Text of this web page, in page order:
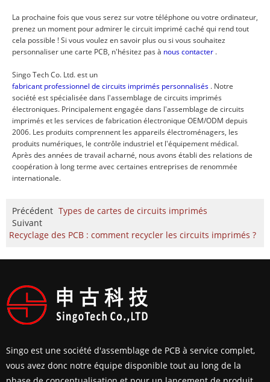
La prochaine fois que vous serez sur votre téléphone ou votre ordinateur,
prenez un moment pour admirer le circuit imprimé caché qui rend tout
cela possible ! Si vous voulez en savoir plus ou si vous souhaitez
personnaliser une carte PCB, n'hésitez pas à nous contacter .
Singo Tech Co. Ltd. est un
fabricant professionnel de circuits imprimés personnalisés . Notre
société est spécialisée dans l'assemblage de circuits imprimés
électroniques. Principalement engagée dans l'assemblage de circuits
imprimés et les services de fabrication électronique OEM/ODM depuis
2006. Les produits comprennent les appareils électroménagers, les
produits numériques, le contrôle industriel et l'équipement médical.
Après des années de travail acharné, nous avons établi des relations de
coopération à long terme avec certaines entreprises de renommée
internationale.
Précédent Types de cartes de circuits imprimés
Suivant
Recyclage des PCB : comment recycler les circuits imprimés ?
Singo est une société d'assemblage de PCB à service complet,
vous avez donc notre équipe disponible tout au long de la